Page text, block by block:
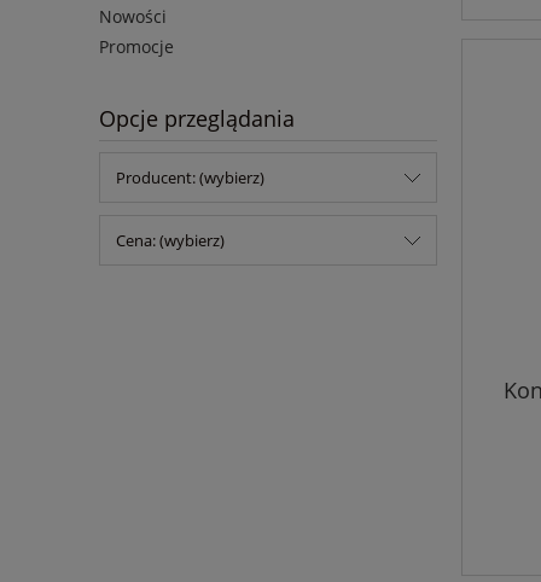
Nowości
Promocje
Opcje przeglądania
Producent: (wybierz)
Cena: (wybierz)